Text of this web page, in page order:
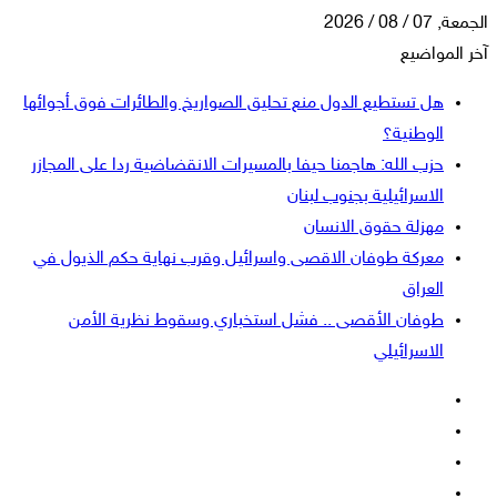
الجمعة, 07 / 08 / 2026
آخر المواضيع
هل تستطيع الدول منع تحليق الصواريخ والطائرات فوق أجوائها
الوطنية؟
حزب الله: هاجمنا حيفا بالمسيرات الانقضاضية ردا على المجازر
الاسرائيلية بجنوب لبنان
مهزلة حقوق الانسان
معركة طوفان الاقصى واسرائيل وقرب نهاية حكم الذيول في
العراق
طوفان الأقصى .. فشل استخباري وسقوط نظرية الأمن
الاسرائيلي